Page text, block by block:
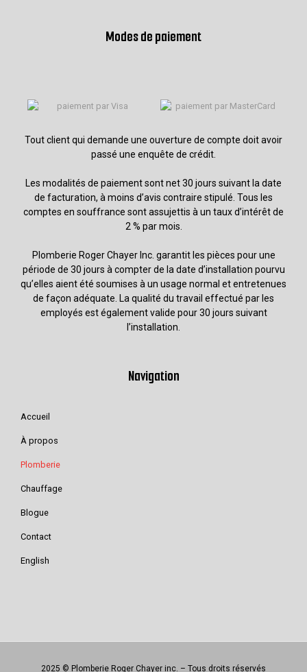
Modes de paiement
Tout client qui demande une ouverture de compte doit avoir
passé une enquête de crédit.
Les modalités de paiement sont net 30 jours suivant la date
de facturation, à moins d’avis contraire stipulé. Tous les
comptes en souffrance sont assujettis à un taux d’intérêt de
2 % par mois.
Plomberie Roger Chayer Inc. garantit les pièces pour une
période de 30 jours à compter de la date d’installation pourvu
qu’elles aient été soumises à un usage normal et entretenues
de façon adéquate. La qualité du travail effectué par les
employés est également valide pour 30 jours suivant
l’installation.
Navigation
Accueil
À propos
Plomberie
Chauffage
Blogue
Contact
English
2025 © Plomberie Roger Chayer inc. – Tous droits réservés